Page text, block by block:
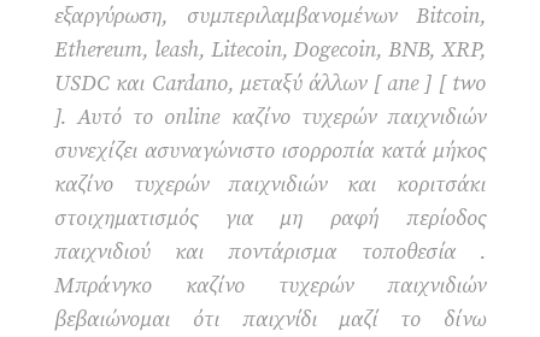
εξαργύρωση, συμπεριλαμβανομένων Bitcoin,
Ethereum, leash, Litecoin, Dogecoin, BNB, XRP,
USDC και Cardano, μεταξύ άλλων [ ane ] [ two
]. Αυτό το online καζίνο τυχερών παιχνιδιών
συνεχίζει ασυναγώνιστο ισορροπία κατά μήκος
καζίνο τυχερών παιχνιδιών και κοριτσάκι
στοιχηματισμός για μη ραφή περίοδος
παιχνιδιού και ποντάρισμα τοποθεσία .
Μπράνγκο καζίνο τυχερών παιχνιδιών
βεβαιώνομαι ότι παιχνίδι μαζί το δίνω